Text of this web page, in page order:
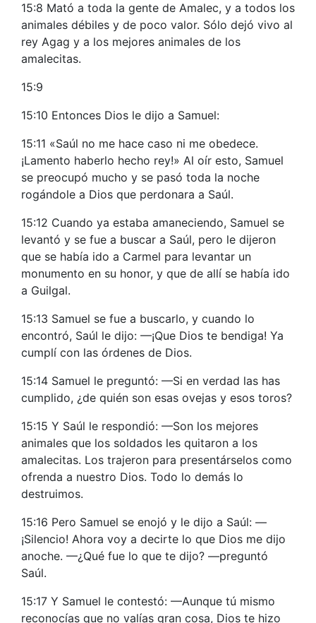
15:8 Mató a toda la gente de Amalec, y a todos los
animales débiles y de poco valor. Sólo dejó vivo al
rey Agag y a los mejores animales de los
amalecitas.
15:9
15:10 Entonces Dios le dijo a Samuel:
15:11 «Saúl no me hace caso ni me obedece.
¡Lamento haberlo hecho rey!» Al oír esto, Samuel
se preocupó mucho y se pasó toda la noche
rogándole a Dios que perdonara a Saúl.
15:12 Cuando ya estaba amaneciendo, Samuel se
levantó y se fue a buscar a Saúl, pero le dijeron
que se había ido a Carmel para levantar un
monumento en su honor, y que de allí se había ido
a Guilgal.
15:13 Samuel se fue a buscarlo, y cuando lo
encontró, Saúl le dijo: —¡Que Dios te bendiga! Ya
cumplí con las órdenes de Dios.
15:14 Samuel le preguntó: —Si en verdad las has
cumplido, ¿de quién son esas ovejas y esos toros?
15:15 Y Saúl le respondió: —Son los mejores
animales que los soldados les quitaron a los
amalecitas. Los trajeron para presentárselos como
ofrenda a nuestro Dios. Todo lo demás lo
destruimos.
15:16 Pero Samuel se enojó y le dijo a Saúl: —
¡Silencio! Ahora voy a decirte lo que Dios me dijo
anoche. —¿Qué fue lo que te dijo? —preguntó
Saúl.
15:17 Y Samuel le contestó: —Aunque tú mismo
reconocías que no valías gran cosa, Dios te hizo